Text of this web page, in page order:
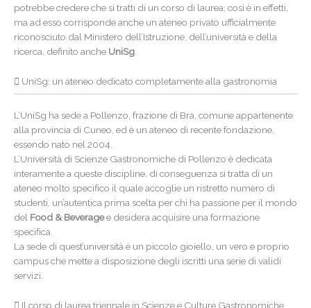
potrebbe credere che si tratti di un corso di laurea; così è in effetti,
ma ad esso corrisponde anche un ateneo privato ufficialmente
riconosciuto dal Ministero dell’Istruzione, dell’università e della
ricerca, definito anche UniSg
UniSg: un ateneo dedicato completamente alla gastronomia
L’UniSg ha sede a Pollenzo, frazione di Bra, comune appartenente
alla provincia di Cuneo, ed è un ateneo di recente fondazione,
essendo nato nel 2004.
L’Università di Scienze Gastronomiche di Pollenzo è dedicata
interamente a queste discipline, di conseguenza si tratta di un
ateneo molto specifico il quale accoglie un ristretto numero di
studenti, un’autentica prima scelta per chi ha passione per il mondo
del Food & Beveragee desidera acquisire una formazione
specifica.
La sede di quest’università è un piccolo gioiello, un vero e proprio
campus che mette a disposizione degli iscritti una serie di validi
servizi.
Il corso di laurea triennale in Scienze e Culture Gastronomiche